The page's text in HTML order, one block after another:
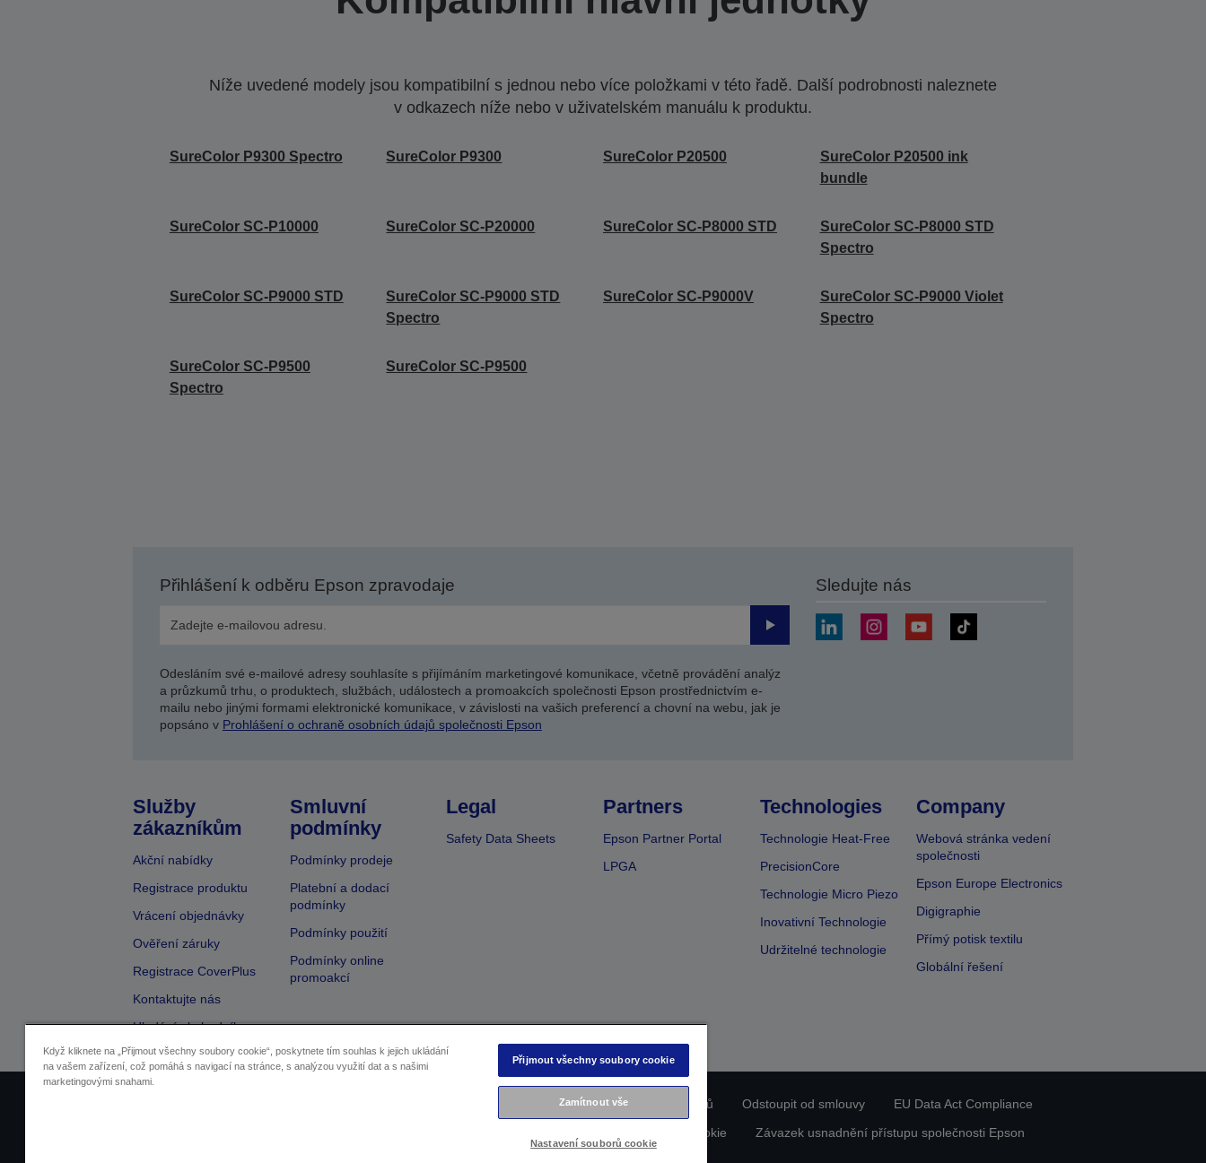
Níže uvedené modely jsou kompatibilní s jednou nebo více položkami v této řadě. Další podrobnosti naleznete
v odkazech níže nebo v uživatelském manuálu k produktu.
SureColor P9300 Spectro SureColor P9300 SureColor P20500
SureColor P20500 ink
bundle
SureColor SC-P10000 SureColor SC-P20000 SureColor SC-P8000 STD
SureColor SC-P8000 STD
Spectro
SureColor SC-P9000 STD
SureColor SC-P9000 STD
Spectro
SureColor SC-P9000V
SureColor SC-P9000 Violet
Spectro
SureColor SC-P9500
Spectro
SureColor SC-P9500
Přihlášení k odběru Epson zpravodaje
Odeslat
Odesláním své e-mailové adresy souhlasíte s přijímáním marketingové komunikace, včetně provádění analýz
a průzkumů trhu, o produktech, službách, událostech a promoakcích společnosti Epson prostřednictvím e-
mailu nebo jinými formami elektronické komunikace, v závislosti na vašich preferencí a chovní na webu, jak je
popsáno v Prohlášení o ochraně osobních údajů společnosti Epson
Sledujte nás
Služby
zákazníkům
Akční nabídky
Registrace produktu
Vrácení objednávky
Ověření záruky
Registrace CoverPlus
Kontaktujte nás
Hledání obchodníka
Smluvní
podmínky
Podmínky prodeje
Platební a dodací
podmínky
Podmínky použití
Podmínky online
promoakcí
Legal
Safety Data Sheets
Partners
Epson Partner Portal
LPGA
Technologies
Technologie Heat-Free
PrecisionCore
Technologie Micro Piezo
Inovativní Technologie
Udržitelné technologie
Company
Webová stránka vedení
společnosti
Epson Europe Electronics
Digigraphie
Přímý potisk textilu
Globální řešení
Prohlášení o ochraně osobních údajů Odstoupit od smlouvy
EU Data Act Compliance
Informace o souborech cookie Závazek usnadnění přístupu společnosti Epson
Když kliknete na „Přijmout všechny soubory cookie“, poskytnete tím souhlas k jejich ukládání
na vašem zařízení, což pomáhá s navigací na stránce, s analýzou využití dat a s našimi
marketingovými snahami.
Přijmout všechny soubory cookie
Zamítnout vše
Nastavení souborů cookie